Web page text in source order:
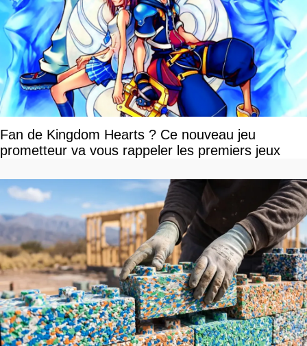
Fan de Kingdom Hearts ? Ce nouveau jeu
prometteur va vous rappeler les premiers jeux